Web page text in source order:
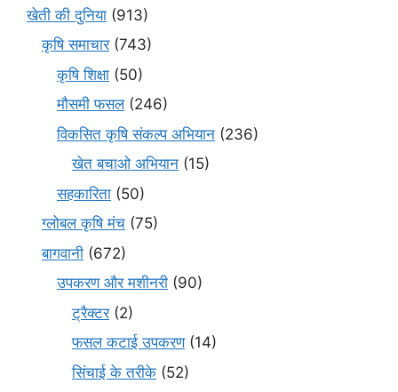
खेती की दुनिया (913)
कृषि समाचार(743)
कृषि शिक्षा (50)
मौसमी फसल(246)
विकसित कृषि संकल्प अभियान (236)
खेत बचाओ अभियान (15)
सहकारिता (50)
ग्लोबल कृषि मंच (75)
बागवानी (672)
उपकरण और मशीनरी (90)
ट्रैक्टर(2)
फसल कटाई उपकरण(14)
सिंचाई के तरीके (52)